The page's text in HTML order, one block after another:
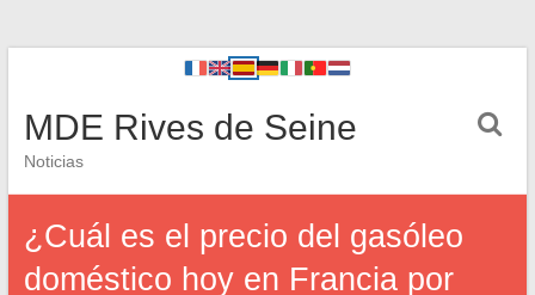
MDE Rives de Seine
Noticias
¿Cuál es el precio del gasóleo
doméstico hoy en Francia por